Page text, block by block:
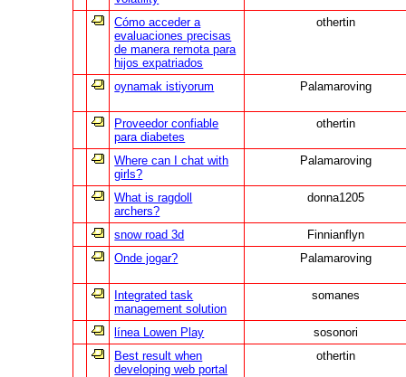
Cómo acceder a
evaluaciones precisas
de manera remota para
hijos expatriados
othertin
oynamak istiyorum Palamaroving
Proveedor confiable
para diabetes
othertin
Where can I chat with
girls?
Palamaroving
What is ragdoll
archers?
donna1205
snow road 3d
Finnianflyn
Onde jogar?
Palamaroving
Integrated task
management solution
somanes
línea Lowen Play
sosonori
Best result when
developing web portal
othertin